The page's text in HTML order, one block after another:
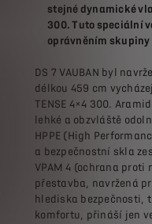
stejné dynamické
300. Tuto speciální
oprávněním skupiny
DS 7 VAUBAN byl
délkou 459 cm
TENSE 4×4 300.
lehké a obzvláště
HPPE (High
a bezpečnostní skla
VPAM 4 (ochrana
přestavba, navržená
hlediska bezpečnosti,
komfortu, přináší jen